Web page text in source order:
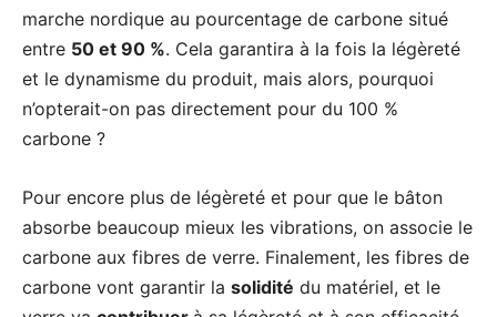
marche nordique au pourcentage de carbone situé
entre 50 et 90 %. Cela garantira à la fois la légèreté
et le dynamisme du produit, mais alors, pourquoi
n’opterait-on pas directement pour du 100 %
carbone ?
Pour encore plus de légèreté et pour que le bâton
absorbe beaucoup mieux les vibrations, on associe le
carbone aux fibres de verre. Finalement, les fibres de
carbone vont garantir la solidité du matériel, et le